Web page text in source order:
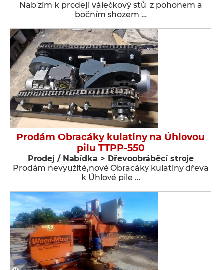
Nabízím k prodeji válečkový stůl z pohonem a
bočním shozem …
Prodám Obracáky kulatiny na Úhlovou
pilu TTPP-550
Prodej / Nabídka > Dřevoobráběcí stroje
Prodám nevyužité,nové Obracáky kulatiny dřeva
k Úhlové pile …